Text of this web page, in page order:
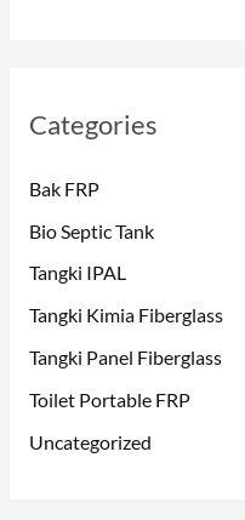
Categories
Bak FRP
Bio Septic Tank
Tangki IPAL
Tangki Kimia Fiberglass
Tangki Panel Fiberglass
Toilet Portable FRP
Uncategorized